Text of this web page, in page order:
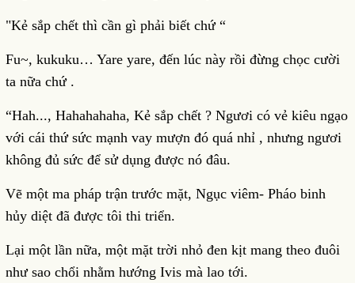
"Kẻ sắp chết thì cần gì phải biết chứ “
Fu~, kukuku… Yare yare, đến lúc này rồi đừng chọc cười
ta nữa chứ .
“Hah..., Hahahahaha, Kẻ sắp chết ? Ngươi có vẻ kiêu ngạo
với cái thứ sức mạnh vay mượn đó quá nhỉ , nhưng ngươi
không đủ sức để sử dụng được nó đâu.
Vẽ một ma pháp trận trước mặt, Ngục viêm- Pháo binh
hủy diệt đã được tôi thi triển.
Lại một lần nữa, một mặt trời nhỏ đen kịt mang theo đuôi
như sao chổi nhằm hướng Ivis mà lao tới.